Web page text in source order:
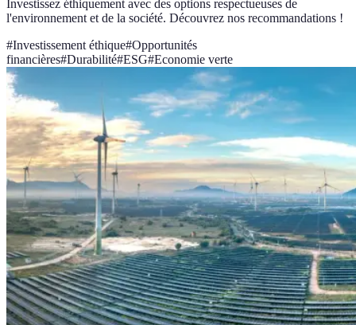
Investissez éthiquement avec des options respectueuses de
l'environnement et de la société. Découvrez nos recommandations !
#Investissement éthique#Opportunités
financières#Durabilité#ESG#Economie verte